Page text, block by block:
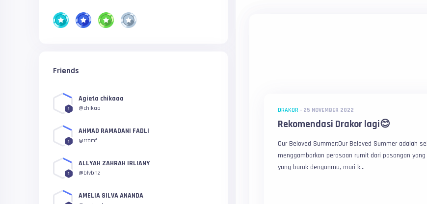
Friends
1
Agieta chikaaa
@chikaa
1
AHMAD RAMADANI FADLI
@rramf
1
ALLYAH ZAHRAH IRLIANY
@blvbnz
AMELIA SILVA ANANDA
DRAKOR - 25 NOVEMBER 2022
Rekomendasi Drakor lagi😊
Our Beloved Summer:Our Beloved Summer adalah
menggambarkan perasaan rumit dari pasangan
yang buruk denganmu, mari k...